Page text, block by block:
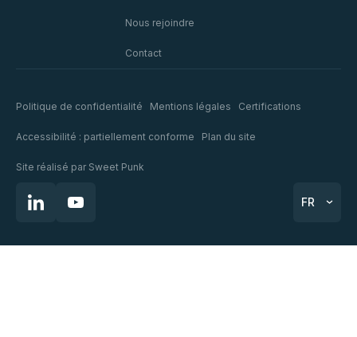
Nous rejoindre
Contact
Politique de confidentialité Mentions légales Certifications
Accessibilité : partiellement conforme Plan du site
Site réalisé par Sweet Punk
FR